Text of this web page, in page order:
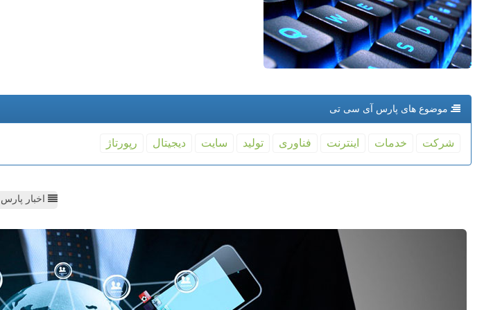
موضوع های پارس آی سی تی
شركت خدمات اینترنت فناوری تولید سایت دیجیتال رپورتاژ
اخبار پارس ICT